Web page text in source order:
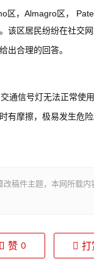
区， Almagro 区，
该区居民纷纷在社交
出合理的回答。
通信号灯无法正常使
有摩擦，极易发生危险
改稿件主题，本网所载内
赞 0 打